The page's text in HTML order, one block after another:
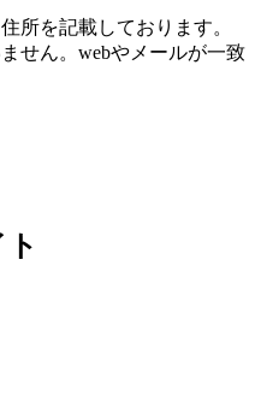
所を記載しております。
せん。webやメールが一致